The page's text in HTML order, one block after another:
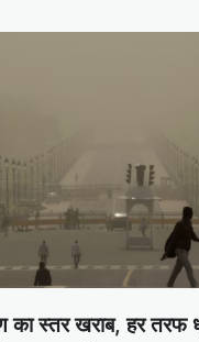
का स्तर खराब, हर